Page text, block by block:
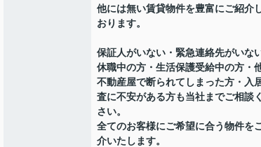
他には無い賃貸物件を豊富にご紹介
おります。
保証人がいない・緊急連絡先がいな
休職中の方・生活保護受給中の方・
不動産屋で断られてしまった方・入
査に不安がある方も当社までご相談
さい。
全てのお客様にご希望に合う物件を
介いたします。